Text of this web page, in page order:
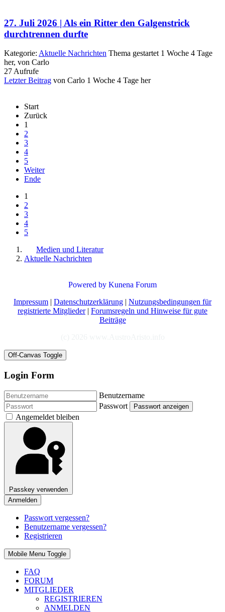
27. Juli 2026 | Als ein Ritter den Galgenstrick
durchtrennen durfte
Kategorie: Aktuelle Nachrichten Thema gestartet 1 Woche 4 Tage
her, von Carlo
27 Aufrufe
Letzter Beitrag von Carlo 1 Woche 4 Tage her
Start
Zurück
1
2
3
4
5
Weiter
Ende
1
2
3
4
5
Medien und Literatur
Aktuelle Nachrichten
Powered by Kunena Forum
Impressum | Datenschutzerklärung | Nutzungsbedingungen für
registrierte Mitglieder| Forumsregeln und Hinweise für gute
Beiträge
Off-Canvas Toggle
Login Form
Benutzername
Passwort
Passwort anzeigen
Angemeldet bleiben
Passkey verwenden
Anmelden
Passwort vergessen?
Benutzername vergessen?
Registrieren
Mobile Menu Toggle
FAQ
FORUM
MITGLIEDER
REGISTRIEREN
ANMELDEN